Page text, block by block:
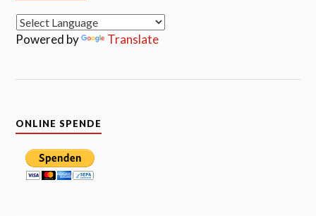
Powered by Translate
ONLINE SPENDE